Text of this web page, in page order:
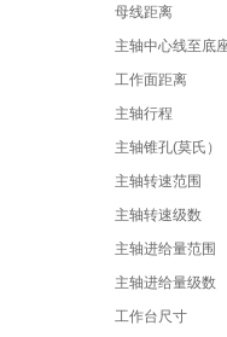
母线距离
主轴中心线至底
工作面距离
主轴行程
主轴锥孔(莫氏）
主轴转速范围
主轴转速级数
主轴进给量范围
主轴进给量级数
工作台尺寸